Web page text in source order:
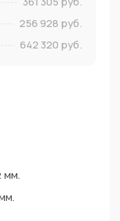
256 928 руб.
642 320 руб.
мм.